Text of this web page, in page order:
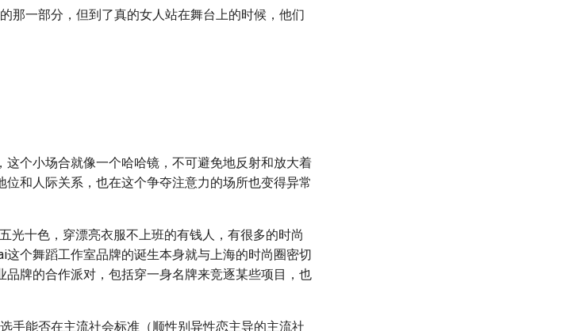
那一部分，但到了真的女人站在舞台上的时候，他们
个小场合就像一个哈哈镜，不可避免地反射和放大着
和人际关系，也在这个争夺注意力的场所也变得异常
光十色，穿漂亮衣服不上班的有钱人，有很多的时尚
这个舞蹈工作室品牌的诞生本身就与上海的时尚圈密切
牌的合作派对，包括穿一身名牌来竞逐某些项目，也
手能否在主流社会标准（顺性别异性恋主导的主流社